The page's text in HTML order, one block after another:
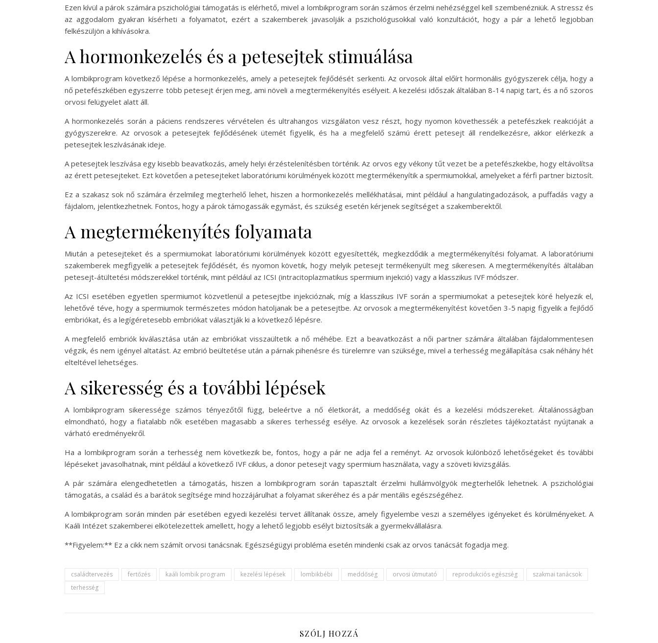
Ezen kívül a párok számára pszichológiai támogatás is elérhető, mivel a lombikprogram során számos érzelmi nehézséggel kell szembenézniük. A stressz és
az aggodalom gyakran kísérheti a folyamatot, ezért a szakemberek javasolják a pszichológusokkal való konzultációt, hogy a pár a lehető legjobban
felkészüljön a kihívásokra.
A hormonkezelés és a petesejtek stimuálása
A lombikprogram következő lépése a hormonkezelés, amely a petesejtek fejlődését serkenti. Az orvosok által előírt hormonális gyógyszerek célja, hogy a
nő petefészkében egyszerre több petesejt érjen meg, ami növeli a megtermékenyítés esélyeit. A kezelési időszak általában 8-14 napig tart, és a nő szoros
orvosi felügyelet alatt áll.
A hormonkezelés során a páciens rendszeres vérvételen és ultrahangos vizsgálaton vesz részt, hogy nyomon követhessék a petefészkek reakcióját a
gyógyszerekre. Az orvosok a petesejtek fejlődésének ütemét figyelik, és ha a megfelelő számú érett petesejt áll rendelkezésre, akkor elérkezik a
petesejtek leszívásának ideje.
A petesejtek leszívása egy kisebb beavatkozás, amely helyi érzéstelenítésben történik. Az orvos egy vékony tűt vezet be a petefészkekbe, hogy eltávolítsa
az érett petesejteket. Ezt követően a petesejteket laboratóriumi körülmények között megtermékenyítik a spermiumokkal, amelyeket a férfi partner biztosít.
Ez a szakasz sok nő számára érzelmileg megterhelő lehet, hiszen a hormonkezelés mellékhatásai, mint például a hangulatingadozások, a puffadás vagy a
fájdalom, jelentkezhetnek. Fontos, hogy a párok támogassák egymást, és szükség esetén kérjenek segítséget a szakemberektől.
A megtermékenyítés folyamata
Miután a petesejteket és a spermiumokat laboratóriumi körülmények között egyesítették, megkezdődik a megtermékenyítési folyamat. A laboratóriumi
szakemberek megfigyelik a petesejtek fejlődését, és nyomon követik, hogy melyik petesejt termékenyült meg sikeresen. A megtermékenyítés általában
petesejt-átültetési módszerekkel történik, mint például az ICSI (intracitoplazmatikus spermium injekció) vagy a klasszikus IVF módszer.
Az ICSI esetében egyetlen spermiumot közvetlenül a petesejtbe injekcióznak, míg a klasszikus IVF során a spermiumokat a petesejtek köré helyezik el,
lehetővé téve, hogy a spermiumok természetes módon hatoljanak be a petesejtbe. Az orvosok a megtermékenyítést követően 3-5 napig figyelik a fejlődő
embriókat, és a legígéretesebb embriókat választják ki a következő lépésre.
A megfelelő embriók kiválasztása után az embriókat visszaültetik a nő méhébe. Ezt a beavatkozást a női partner számára általában fájdalommentesen
végzik, és nem igényel altatást. Az embrió beültetése után a párnak pihenésre és türelemre van szüksége, mivel a terhesség megállapítása csak néhány hét
elteltével lehetséges.
A sikeresség és a további lépések
A lombikprogram sikeressége számos tényezőtől függ, beleértve a nő életkorát, a meddőség okát és a kezelési módszereket. Általánosságban
elmondható, hogy a fiatalabb nők esetében magasabb a sikeres terhesség esélye. Az orvosok a kezelések során részletes tájékoztatást nyújtanak a
várható eredményekről.
Ha a lombikprogram során a terhesség nem következik be, fontos, hogy a pár ne adja fel a reményt. Az orvosok különböző lehetőségeket és további
lépéseket javasolhatnak, mint például a következő IVF ciklus, a donor petesejt vagy spermium használata, vagy a szöveti kivizsgálás.
A pár számára elengedhetetlen a támogatás, hiszen a lombikprogram során tapasztalt érzelmi hullámvölgyök megterhelők lehetnek. A pszichológiai
támogatás, a család és a barátok segítsége mind hozzájárulhat a folyamat sikeréhez és a pár mentális egészségéhez.
A lombikprogram során minden pár esetében egyedi kezelési tervet állítanak össze, amely figyelembe veszi a személyes igényeket és körülményeket. A
Kaáli Intézet szakemberei elkötelezettek amellett, hogy a lehető legjobb esélyt biztosítsák a gyermekvállalásra.
**Figyelem:** Ez a cikk nem számít orvosi tanácsnak. Egészségügyi probléma esetén mindenki csak az orvos tanácsát fogadja meg.
családtervezés fertőzés kaáli lombik program kezelési lépések lombikbébi meddőség orvosi útmutató reprodukciós egészség
szakmai tanácsok
terhesség
SZÓLJ HOZZÁ